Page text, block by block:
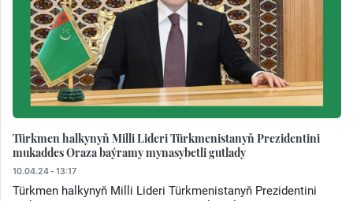
Türkmen halkynyň Milli Lideri Türkmenistanyň Prezidentini
mukaddes Oraza baýramy mynasybetli gutlady
10.04.24 - 13:17
Türkmen halkynyň Milli Lideri Türkmenistanyň Prezidentini